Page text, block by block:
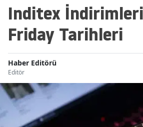
Inditex
Friday Tarihleri
Haber Editörü
Editör